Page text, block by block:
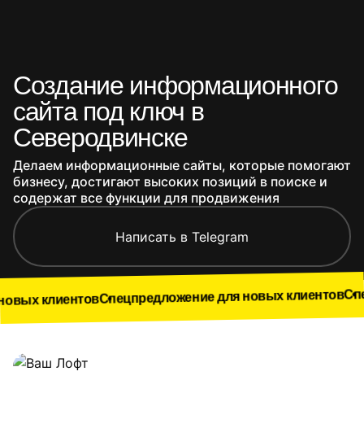
Создание информационного
сайта под ключ в
Северодвинске
Делаем информационные сайты, которые помогают
бизнесу, достигают высоких позиций в поиске и
содержат все функции для продвижения
Написать в Telegram
Спецпредложение для новых клиентов
Наши работы